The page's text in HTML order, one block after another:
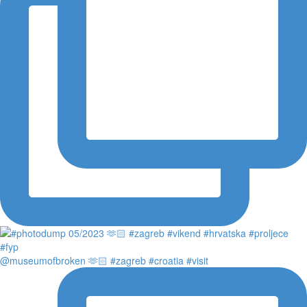
@museumofbroken 🫶🏻 #zagreb #croatia #visit